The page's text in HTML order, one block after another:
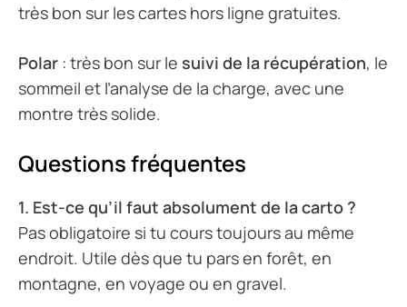
très bon sur les cartes hors ligne gratuites.
Polar : très bon sur le suivi de la récupération, le
sommeil et l’analyse de la charge, avec une
montre très solide.
Questions fréquentes
1. Est-ce qu’il faut absolument de la carto ?
Pas obligatoire si tu cours toujours au même
endroit. Utile dès que tu pars en forêt, en
montagne, en voyage ou en gravel.